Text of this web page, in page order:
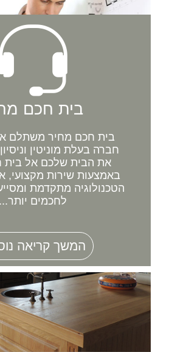
בית חכם
בית חכם מחיר משתלם
חברה בעלת מוניטין
את הבית שלכם אל בית
באמצעות שירות מקצועי,
הטכנולוגיה מתקדמת
לחכמים יותר...
המשך קריאה